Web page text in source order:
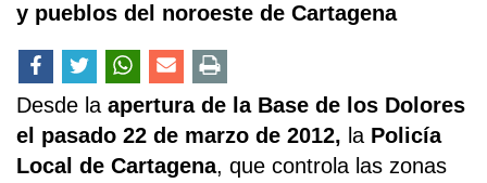
y pueblos del noroeste de Cartagena
Desde la apertura de la Base de los Dolores
el pasado 22 de marzo de 2012, la Policía
Local de Cartagena, que controla las zonas